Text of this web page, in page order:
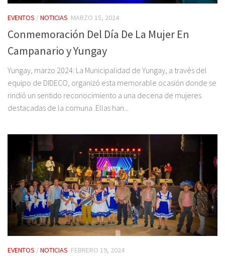
EVENTOS /NOTICIAS MARZO 15, 2024
Conmemoración Del Día De La Mujer En
Campanario y Yungay
Yungay, marzo 2024: La Municipalidad de Yungay, a través del
equipo de DIDECO, organizó esta memorable ocasión donde se
rindió un sentido reconocimiento a una decena de mujeres
destacadas de la comuna. Ellas han...
EVENTOS /NOTICIAS FEBRERO 19, 2024